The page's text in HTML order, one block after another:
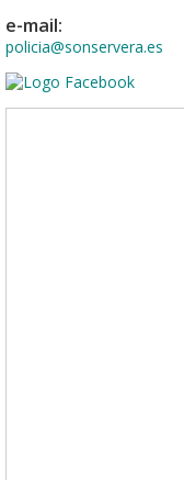
e-mail:
policia@sonservera.es